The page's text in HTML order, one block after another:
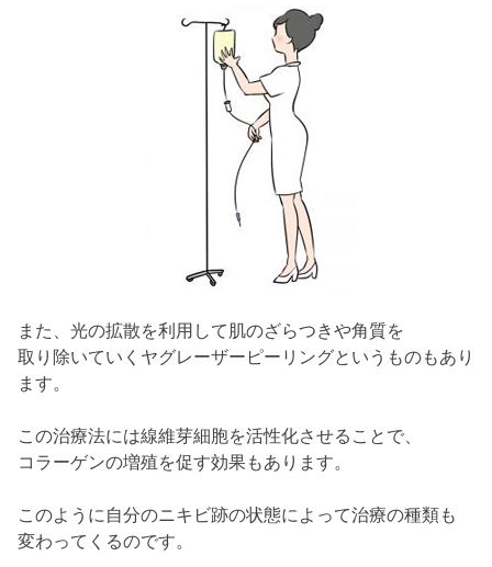
また、光の拡散を利用して肌のざらつきや角質を
取り除いていくヤグレーザーピーリングというものもあり
ます。
この治療法には線維芽細胞を活性化させることで、
コラーゲンの増殖を促す効果もあります。
このように自分のニキビ跡の状態によって治療の種類も
変わってくるのです。